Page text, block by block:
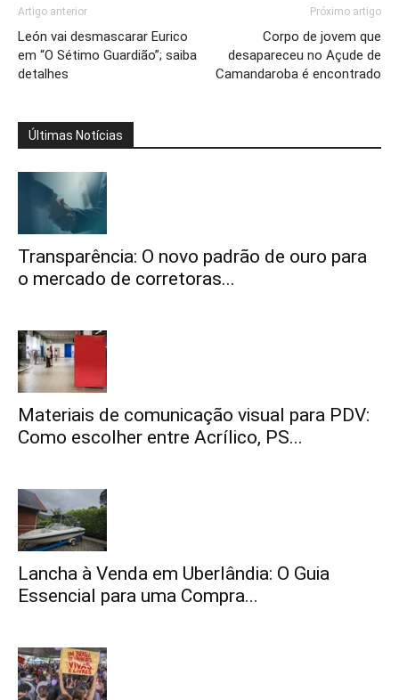
Artigo anterior
León vai desmascarar Eurico
em “O Sétimo Guardião”; saiba
detalhes
Próximo artigo
Corpo de jovem que
desapareceu no Açude de
Camandaroba é encontrado
Últimas Notícias
Transparência: O novo padrão de ouro para
o mercado de corretoras...
Materiais de comunicação visual para PDV:
Como escolher entre Acrílico, PS...
Lancha à Venda em Uberlândia: O Guia
Essencial para uma Compra...